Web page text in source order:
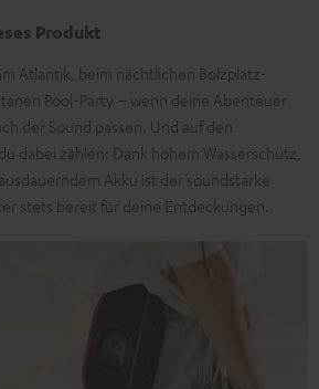
Produkt
Atlantik, beim nächtlichen Bolzplatz-
Pool-Party – wenn deine Abenteuer
der Sound passen. Und auf den
dabei zählen: Dank hohem Wasserschutz,
Akku ist der soundstarke
stets bereit für deine Entdeckungen.